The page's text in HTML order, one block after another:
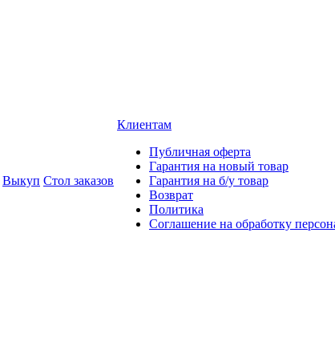
Выкуп Стол заказов
Клиентам
Публичная оферта
Гарантия на новый товар
Гарантия на б/у товар
Возврат
Политика
Соглашение на обработку